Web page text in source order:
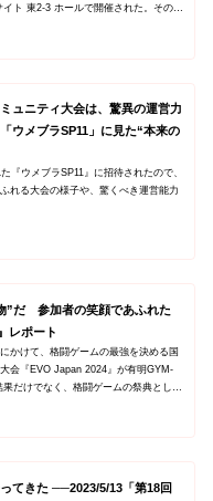
ト 東2-3 ホールで開催された。その様
ュニティ大会は、驚異の運営力
ウメブラSP11」に見た“本来の
『ウメブラSP11』に招待されたので、
れる大会の様子や、驚くべき運営能力
”だ 参加者の笑顔であふれた
レポート
かけて、格闘ゲームの最強を決める国
会『EVO Japan 2024』が有明GYM-
だけでなく、格闘ゲームの祭典として
てきた ──2023/5/13「第18回